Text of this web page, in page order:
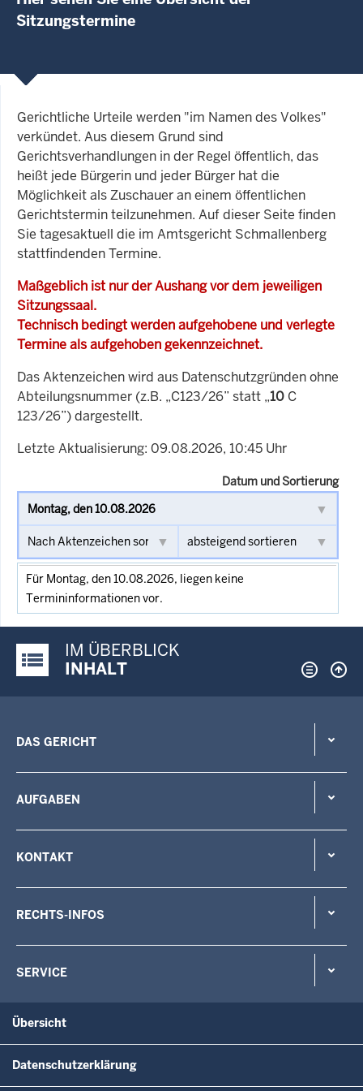
Sitzungstermine
Gerichtliche Urteile werden "im Namen des Volkes"
verkündet. Aus diesem Grund sind
Gerichtsverhandlungen in der Regel öffentlich, das
heißt jede Bürgerin und jeder Bürger hat die
Möglichkeit als Zuschauer an einem öffentlichen
Gerichtstermin teilzunehmen. Auf dieser Seite finden
Sie tagesaktuell die im Amtsgericht Schmallenberg
stattfindenden Termine.
Maßgeblich ist nur der Aushang vor dem jeweiligen
Sitzungssaal.
Technisch bedingt werden aufgehobene und verlegte
Termine als aufgehoben gekennzeichnet.
Das Aktenzeichen wird aus Datenschutzgründen ohne
Abteilungsnummer (z.B. „C123/26” statt „10 C
123/26”) dargestellt.
Letzte Aktualisierung: 09.08.2026, 10:45 Uhr
Datum und Sortierung
Für Montag, den 10.08.2026, liegen keine
Termininformationen vor.
Justiz-Portal im Überblick:
IM ÜBERBLICK
INHALT
DAS GERICHT
AUFGABEN
KONTAKT
RECHTS-INFOS
SERVICE
Übersicht
Datenschutzerklärung